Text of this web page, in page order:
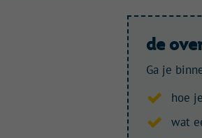
de
Ga je
hoe
wat